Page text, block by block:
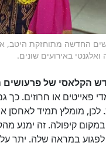
החדשה מתוחזקת היטב,
ואלגנטי באירועים שונים.
הקלאסי של פרעושים
פאייטים או חרוזים. כך
לכן, מומלץ תמיד
קיפולה. זה ימנע
במראה שלה. יתר על